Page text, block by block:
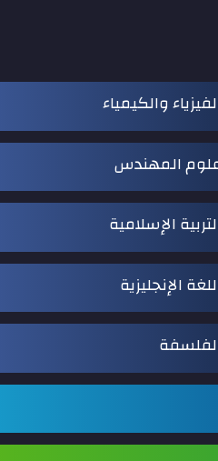
والكيمياء
المهندس
الإسلامية
الإنجليزية